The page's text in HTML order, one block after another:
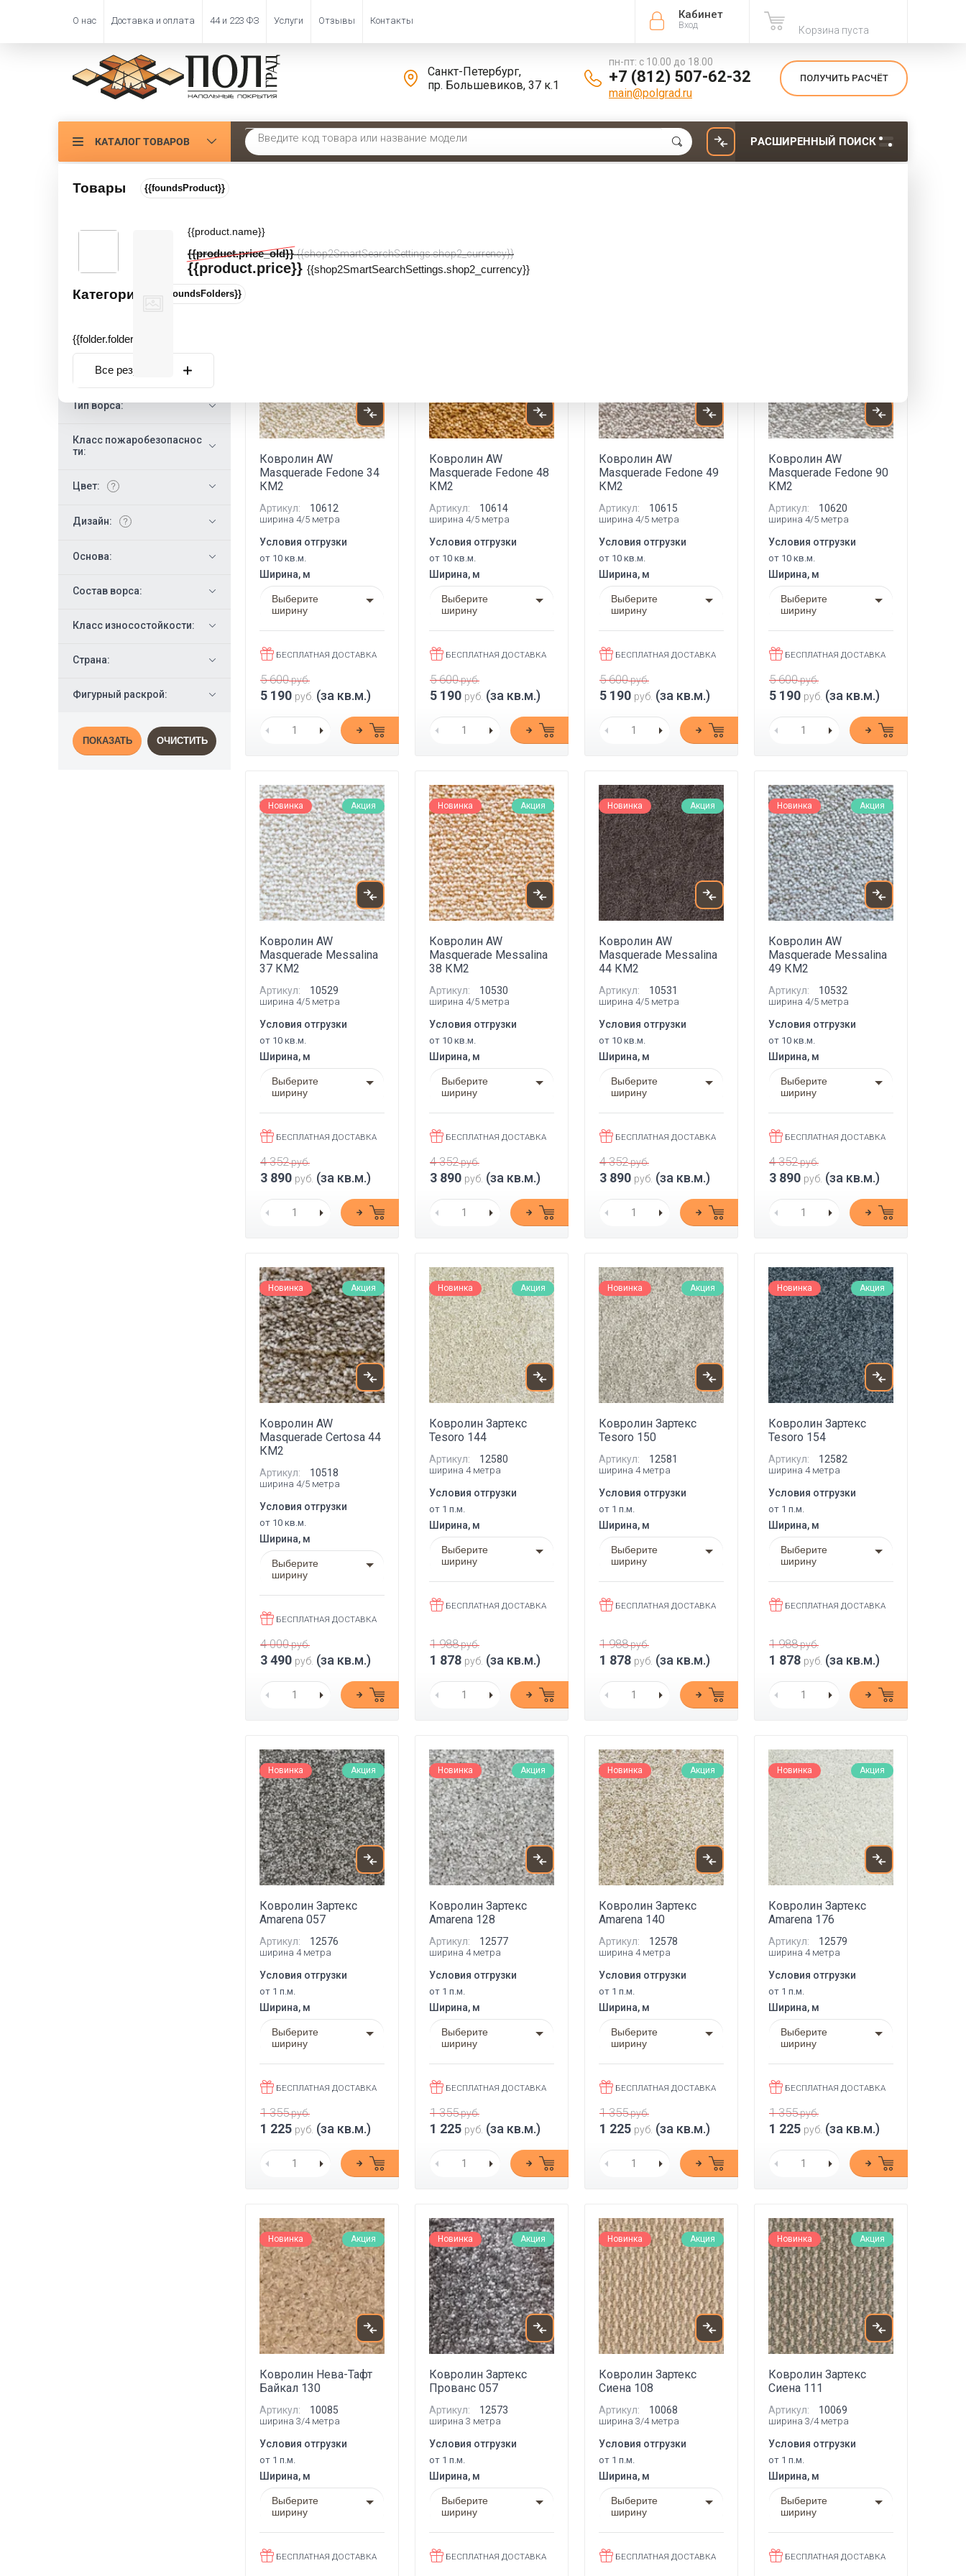
Кабинет
Вход Корзина пуста
О нас Доставка и оплата 44 и 223 ФЗ Услуги Отзывы Контакты
Санкт-Петербург,
пр. Большевиков, 37 к.1
пн-пт: с 10.00 до 18.00
+7 (812) 507-62-32
main@polgrad.ru
ПОЛУЧИТЬ РАСЧЁТ
КАТАЛОГ ТОВАРОВ РАСШИРЕННЫЙ ПОИСК
Товары {{foundsProduct}}
{{product.name}}
{{product.price_old}} {{shop2SmartSearchSettings.shop2_currency}}
{{product.price}} {{shop2SmartSearchSettings.shop2_currency}}
Категории {{foundsFolders}}
{{folder.folder_name}}
Все результаты
ФИЛЬТР
Цена:
Ширина, м:
Общая толщина, мм:
Высота ворса, мм:
Тип ворса:
Класс пожаробезопаснос
ти:
Цвет:
Дизайн:
Основа:
Состав ворса:
Класс износостойкости:
Страна:
Фигурный раскрой:
ПОКАЗАТЬ ОЧИСТИТЬ
Сортировать по:
Ковролин AW
Masquerade Fedone 34
КМ2
Артикул: 10612
ширина 4/5 метра
Условия отгрузки
от 10 кв.м.
Ширина, м
Выберите
ширину
БЕСПЛАТНАЯ ДОСТАВКА
5 600руб.
5 190 руб. (за кв.м.)
Ковролин AW
Masquerade Fedone 48
КМ2
Артикул: 10614
ширина 4/5 метра
Условия отгрузки
от 10 кв.м.
Ширина, м
Выберите
ширину
БЕСПЛАТНАЯ ДОСТАВКА
5 600руб.
5 190 руб. (за кв.м.)
Ковролин AW
Masquerade Fedone 49
КМ2
Артикул: 10615
ширина 4/5 метра
Условия отгрузки
от 10 кв.м.
Ширина, м
Выберите
ширину
БЕСПЛАТНАЯ ДОСТАВКА
5 600руб.
5 190 руб. (за кв.м.)
Ковролин AW
Masquerade Fedone 90
КМ2
Артикул: 10620
ширина 4/5 метра
Условия отгрузки
от 10 кв.м.
Ширина, м
Выберите
ширину
БЕСПЛАТНАЯ ДОСТАВКА
5 600руб.
5 190 руб. (за кв.м.)
Новинка Акция
Ковролин AW
Masquerade Messalina
37 КМ2
Артикул: 10529
ширина 4/5 метра
Условия отгрузки
от 10 кв.м.
Ширина, м
Выберите
ширину
БЕСПЛАТНАЯ ДОСТАВКА
4 352руб.
3 890 руб. (за кв.м.)
Новинка Акция
Ковролин AW
Masquerade Messalina
38 КМ2
Артикул: 10530
ширина 4/5 метра
Условия отгрузки
от 10 кв.м.
Ширина, м
Выберите
ширину
БЕСПЛАТНАЯ ДОСТАВКА
4 352руб.
3 890 руб. (за кв.м.)
Новинка Акция
Ковролин AW
Masquerade Messalina
44 КМ2
Артикул: 10531
ширина 4/5 метра
Условия отгрузки
от 10 кв.м.
Ширина, м
Выберите
ширину
БЕСПЛАТНАЯ ДОСТАВКА
4 352руб.
3 890 руб. (за кв.м.)
Новинка Акция
Ковролин AW
Masquerade Messalina
49 КМ2
Артикул: 10532
ширина 4/5 метра
Условия отгрузки
от 10 кв.м.
Ширина, м
Выберите
ширину
БЕСПЛАТНАЯ ДОСТАВКА
4 352руб.
3 890 руб. (за кв.м.)
Новинка Акция
Ковролин AW
Masquerade Certosa 44
КМ2
Артикул: 10518
ширина 4/5 метра
Условия отгрузки
от 10 кв.м.
Ширина, м
Выберите
ширину
БЕСПЛАТНАЯ ДОСТАВКА
4 000руб.
3 490 руб. (за кв.м.)
Новинка Акция
Ковролин Зартекс
Tesoro 144
Артикул: 12580
ширина 4 метра
Условия отгрузки
от 1 п.м.
Ширина, м
Выберите
ширину
БЕСПЛАТНАЯ ДОСТАВКА
1 988руб.
1 878 руб. (за кв.м.)
Новинка Акция
Ковролин Зартекс
Tesoro 150
Артикул: 12581
ширина 4 метра
Условия отгрузки
от 1 п.м.
Ширина, м
Выберите
ширину
БЕСПЛАТНАЯ ДОСТАВКА
1 988руб.
1 878 руб. (за кв.м.)
Новинка Акция
Ковролин Зартекс
Tesoro 154
Артикул: 12582
ширина 4 метра
Условия отгрузки
от 1 п.м.
Ширина, м
Выберите
ширину
БЕСПЛАТНАЯ ДОСТАВКА
1 988руб.
1 878 руб. (за кв.м.)
Новинка Акция
Ковролин Зартекс
Amarena 057
Артикул: 12576
ширина 4 метра
Условия отгрузки
от 1 п.м.
Ширина, м
Выберите
ширину
БЕСПЛАТНАЯ ДОСТАВКА
1 355руб.
1 225 руб. (за кв.м.)
Новинка Акция
Ковролин Зартекс
Amarena 128
Артикул: 12577
ширина 4 метра
Условия отгрузки
от 1 п.м.
Ширина, м
Выберите
ширину
БЕСПЛАТНАЯ ДОСТАВКА
1 355руб.
1 225 руб. (за кв.м.)
Новинка Акция
Ковролин Зартекс
Amarena 140
Артикул: 12578
ширина 4 метра
Условия отгрузки
от 1 п.м.
Ширина, м
Выберите
ширину
БЕСПЛАТНАЯ ДОСТАВКА
1 355руб.
1 225 руб. (за кв.м.)
Новинка Акция
Ковролин Зартекс
Amarena 176
Артикул: 12579
ширина 4 метра
Условия отгрузки
от 1 п.м.
Ширина, м
Выберите
ширину
БЕСПЛАТНАЯ ДОСТАВКА
1 355руб.
1 225 руб. (за кв.м.)
Новинка Акция
Ковролин Нева-Тафт
Байкал 130
Артикул: 10085
ширина 3/4 метра
Условия отгрузки
от 1 п.м.
Ширина, м
Выберите
ширину
БЕСПЛАТНАЯ ДОСТАВКА
Новинка Акция
Ковролин Зартекс
Прованс 057
Артикул: 12573
ширина 3 метра
Условия отгрузки
от 1 п.м.
Ширина, м
Выберите
ширину
БЕСПЛАТНАЯ ДОСТАВКА
Новинка Акция
Ковролин Зартекс
Сиена 108
Артикул: 10068
ширина 3/4 метра
Условия отгрузки
от 1 п.м.
Ширина, м
Выберите
ширину
БЕСПЛАТНАЯ ДОСТАВКА
Новинка Акция
Ковролин Зартекс
Сиена 111
Артикул: 10069
ширина 3/4 метра
Условия отгрузки
от 1 п.м.
Ширина, м
Выберите
ширину
БЕСПЛАТНАЯ ДОСТАВКА